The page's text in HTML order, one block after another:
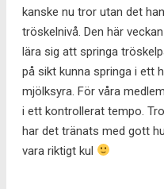
kanske nu tror utan det
tröskelnivå. Den här
lära sig att springa
på sikt kunna springa i ett
mjölksyra. För våra
i ett kontrollerat tempo.
har det tränats med gott
vara riktigt kul